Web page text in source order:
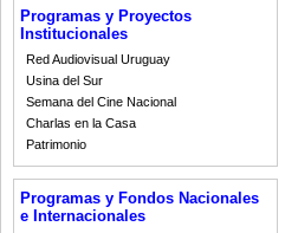
Programas y Proyectos
Institucionales
Red Audiovisual Uruguay
Usina del Sur
Semana del Cine Nacional
Charlas en la Casa
Patrimonio
Programas y Fondos Nacionales
e Internacionales